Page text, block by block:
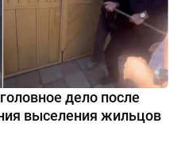
дело после
выселения жильцов